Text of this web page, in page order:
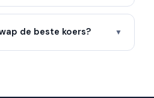
de beste koers? ▼